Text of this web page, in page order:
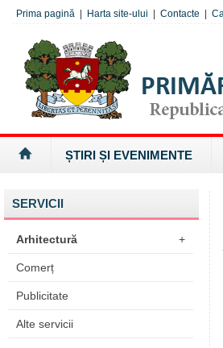
Prima pagină Harta site-ului Contacte
ȘTIRI ȘI EVENIMENTE
SERVICII
Arhitectură +
Comerț
Publicitate
Alte servicii